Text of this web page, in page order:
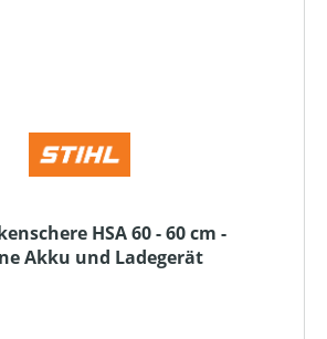
HSA 60 - 60 cm -
Akku und Ladegerät